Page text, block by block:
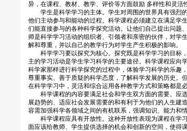
异，在课程、教材、教学、评价等方面鼓励 多样性和灵活
学生是科学学习的主体。学生对周围的世界具有强烈
他们主动参与和能动的过程。科学课程必须建立在满足学
们能直接参与的各种科学探究活动。让他们自己提出问题
师是科学学习活动的组织者、引领者和亲密的伙伴，对学
解和尊重，并以自己的教学行为对学生产生积极的影响。
科学学习要以探究为核心。探究既是科学学习的目标
主的学习活动是学生学习科学的主要途径。科学课程应向
科学家那样进行科学探究的过程中，体验学习科学的乐趣
尊重事实、善于质疑的科学态度，了解科学发展的历史。
在科学学习中，灵活和综合运用各种教学方式和策略都是必
科学课程的内容要满足社会和学生双方面的需要。应
展趋势的、适应社会发展需要的和有利于为他们的人生建
容需加强科学各领域之间的有机联系，强调知识、能力和
科学课程应具有开放性。这种开放性表现为课程在学
面应该给教师、学生提供选择的机会和创新的空间，使得